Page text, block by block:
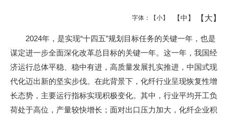
字体： 【小】 【中】 【大】
2024年，是实现“十四五”规划目标任务的关键一年，也是
谋定进一步全面深化改革总目标的关键一年。这一年，我国经
济运行总体平稳、稳中有进，高质量发展扎实推进，中国式现
代化迈出新的坚实步伐。在此背景下，化纤行业呈现恢复性增
长态势，主要运行指标实现积极变化。其中，行业平均开工负
荷处于高位，产量较快增长；面对出口压力加大，化纤企业积